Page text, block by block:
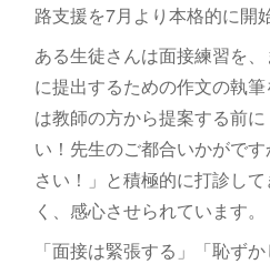
路支援を7月より本格的に開
ある生徒さんは面接練習を
に提出するための作文の執
は教師の方から提案する前
い！先生のご都合いかがで
さい！」と積極的に打診し
く、感心させられています。
「面接は緊張する」「恥ず